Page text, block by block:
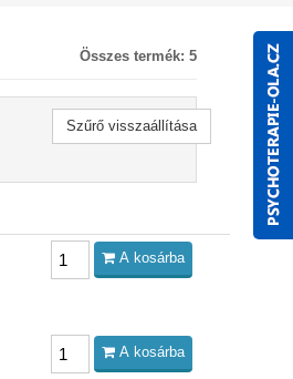
Összes termék: 5
Szűrő visszaállítása
A kosárba
A kosárba